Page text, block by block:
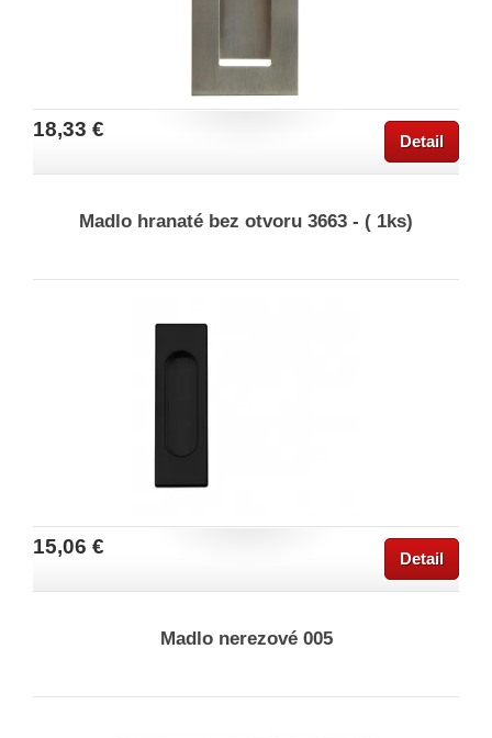
18,33 €
Detail
Madlo hranaté bez otvoru 3663 - ( 1ks)
15,06 €
Detail
Madlo nerezové 005